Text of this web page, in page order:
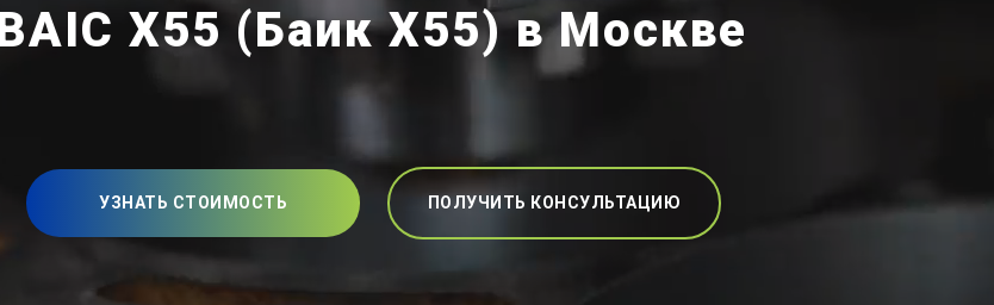
X55 (Баик Х55) в Москве
УЗНАТЬ СТОИМОСТЬ ПОЛУЧИТЬ КОНСУЛЬТАЦИЮ